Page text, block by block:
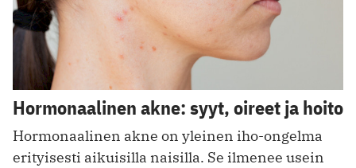
Hormonaalinen akne: syyt, oireet ja hoito
Hormonaalinen akne on yleinen iho-ongelma
erityisesti aikuisilla naisilla. Se ilmenee usein